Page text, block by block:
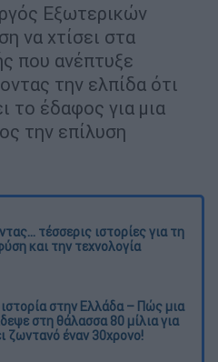
Εξωτερικών
να χτίσει στα
που ανέπτυξε
την ελπίδα ότι
το έδαφος για μια
την επίλυση
τέσσερις ιστορίες για τη
και την τεχνολογία
στην Ελλάδα – Πώς μια
στη θάλασσα 80 μίλια για
ζωντανό έναν 30χρονο!